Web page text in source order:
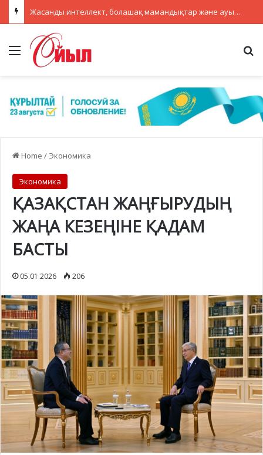
Жасанды интеллект, болашақ мамандықтар және ауылдағы кадрлар: партиялар теледебатта нені талқылады
Menu
Home / Экономика
Экономика
ҚАЗАҚСТАН ЖАҢҒЫРУДЫҢ
ЖАҢА КЕЗЕҢІНЕ ҚАДАМ
БАСТЫ
05.01.2026 206